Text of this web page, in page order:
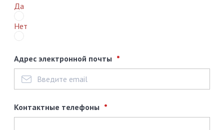
Да
Нет
Адрес электронной почты
Контактные телефоны